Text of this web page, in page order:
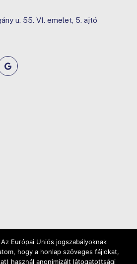
u. 55. VI. emelet, 5. ajtó
Európai Uniós jogszabályoknak
hogy a honlap szöveges fájlokat,
használ anonimizált látogatottsági